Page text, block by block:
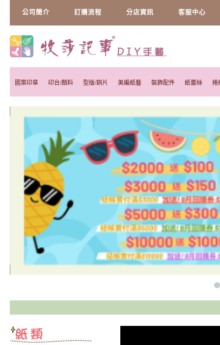
公司簡介 訂購流程 分店資訊 客服中心
圖案印章 印台/顏料 型版/銅片 美編紙藝 裝飾配件 紙蕾絲 捲